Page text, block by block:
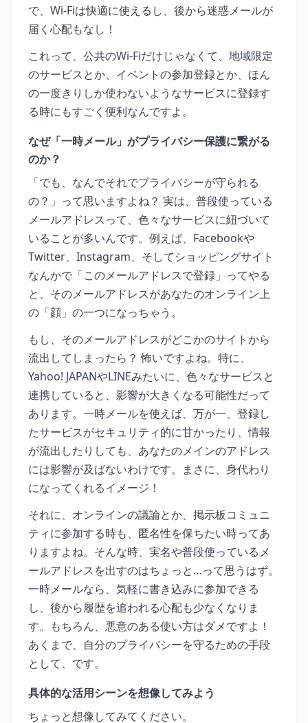
で、Wi-Fiは快適に使えるし、後から迷惑メールが
届く心配もなし！
これって、公共のWi-Fiだけじゃなくて、地域限定
のサービスとか、イベントの参加登録とか、ほん
の一度きりしか使わないようなサービスに登録す
る時にもすごく便利なんですよ。
なぜ「一時メール」がプライバシー保護に繋がる
のか？
「でも、なんでそれでプライバシーが守られる
の？」って思いますよね？ 実は、普段使っている
メールアドレスって、色々なサービスに紐づいて
いることが多いんです。例えば、Facebookや
Twitter、Instagram、そしてショッピングサイト
なんかで「このメールアドレスで登録」ってやる
と、そのメールアドレスがあなたのオンライン上
の「顔」の一つになっちゃう。
もし、そのメールアドレスがどこかのサイトから
流出してしまったら？ 怖いですよね。特に、
Yahoo! JAPANやLINEみたいに、色々なサービスと
連携していると、影響が大きくなる可能性だって
あります。一時メールを使えば、万が一、登録し
たサービスがセキュリティ的に甘かったり、情報
が流出したりしても、あなたのメインのアドレス
には影響が及ばないわけです。まさに、身代わり
になってくれるイメージ！
それに、オンラインの議論とか、掲示板コミュニ
ティに参加する時も、匿名性を保ちたい時ってあ
りますよね。そんな時、実名や普段使っているメ
ールアドレスを出すのはちょっと…って思うはず。
一時メールなら、気軽に書き込みに参加できる
し、後から履歴を追われる心配も少なくなりま
す。もちろん、悪意のある使い方はダメですよ！
あくまで、自分のプライバシーを守るための手段
として、です。
具体的な活用シーンを想像してみよう
ちょっと想像してみてください。